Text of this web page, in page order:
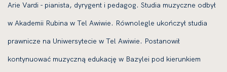
Arie Vardi - pianista, dyrygent i pedagog. Studia muzyczne odbył
w Akademii Rubina w Tel Awiwie. Równolegle ukończył studia
prawnicze na Uniwersytecie w Tel Awiwie. Postanowił
kontynuować muzyczną edukację w Bazylei pod kierunkiem